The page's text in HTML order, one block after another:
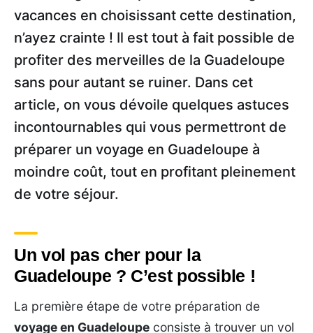
vacances en choisissant cette destination,
n’ayez crainte ! Il est tout à fait possible de
profiter des merveilles de la Guadeloupe
sans pour autant se ruiner. Dans cet
article, on vous dévoile quelques astuces
incontournables qui vous permettront de
préparer un voyage en Guadeloupe à
moindre coût, tout en profitant pleinement
de votre séjour.
Un vol pas cher pour la
Guadeloupe ? C’est possible !
La première étape de votre préparation de
voyage en Guadeloupe consiste à trouver un vol